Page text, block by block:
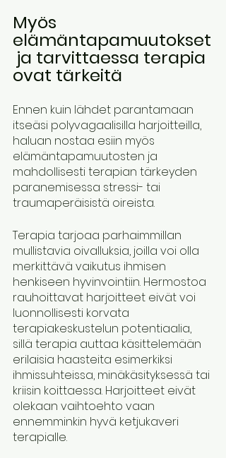
Myös
elämäntapamuutokset
ja tarvittaessa terapia
ovat tärkeitä
Ennen kuin lähdet parantamaan
itseäsi polyvagaalisilla harjoitteilla,
haluan nostaa esiin myös
elämäntapamuutosten ja
mahdollisesti terapian tärkeyden
paranemisessa stressi- tai
traumaperäisistä oireista.
Terapia tarjoaa parhaimmillan
mullistavia oivalluksia, joilla voi olla
merkittävä vaikutus ihmisen
henkiseen hyvinvointiin. Hermostoa
rauhoittavat harjoitteet eivät voi
luonnollisesti korvata
terapiakeskustelun potentiaalia,
sillä terapia auttaa käsittelemään
erilaisia haasteita esimerkiksi
ihmissuhteissa, minäkäsityksessä tai
kriisin koittaessa. Harjoitteet eivät
olekaan vaihtoehto vaan
ennemminkin hyvä ketjukaveri
terapialle.